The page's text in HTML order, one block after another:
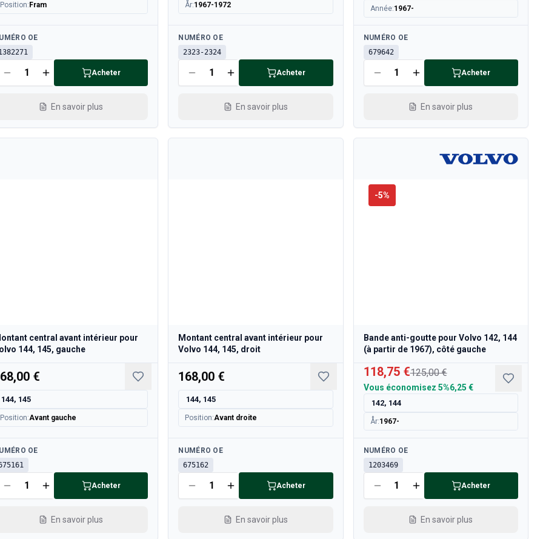
Position: Fram
OE
Acheter
En savoir plus
År:1967-1972
Disponible
NUMÉRO OE
2323-2324
Acheter
En savoir plus
Année:1967-
Disponible
NUMÉRO OE
679642
Acheter
En savoir plus
central avant intérieur pour
144, 145, gauche
€
144, 145
Position:Avant gauche
OE
Acheter
En savoir plus
Montant central avant intérieur pour
Volvo 144, 145, droit
168,00 €
144, 145
Position:Avant droite
Disponible
NUMÉRO OE
675162
Acheter
En savoir plus
-5%
Bande anti-goutte pour Volvo 142, 144
(à partir de 1967), côté gauche
118,75 €125,00 €
Vous économisez 5%6,25 €
142, 144
År:1967-
Disponible
NUMÉRO OE
1203469
Acheter
En savoir plus